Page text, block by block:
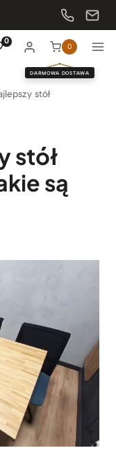
0
0
DARMOWA DOSTAWA
stół
stół
są